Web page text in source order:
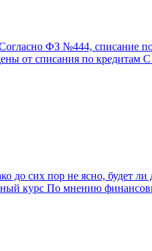
ФЗ №444, списание
от списания по кредитам
сих пор не ясно, будет ли
курс По мнению